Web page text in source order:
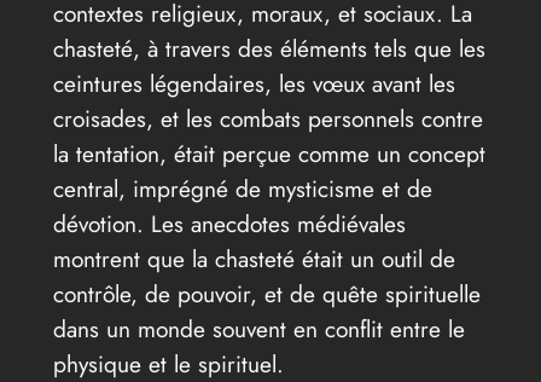
contextes religieux, moraux, et sociaux. La
chasteté, à travers des éléments tels que les
ceintures légendaires, les vœux avant les
croisades, et les combats personnels contre
la tentation, était perçue comme un concept
central, imprégné de mysticisme et de
dévotion. Les anecdotes médiévales
montrent que la chasteté était un outil de
contrôle, de pouvoir, et de quête spirituelle
dans un monde souvent en conflit entre le
physique et le spirituel.